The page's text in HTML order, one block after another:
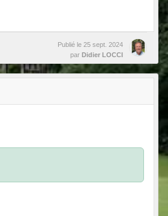
Publié le 25 sept. 2024
par Didier LOCCI